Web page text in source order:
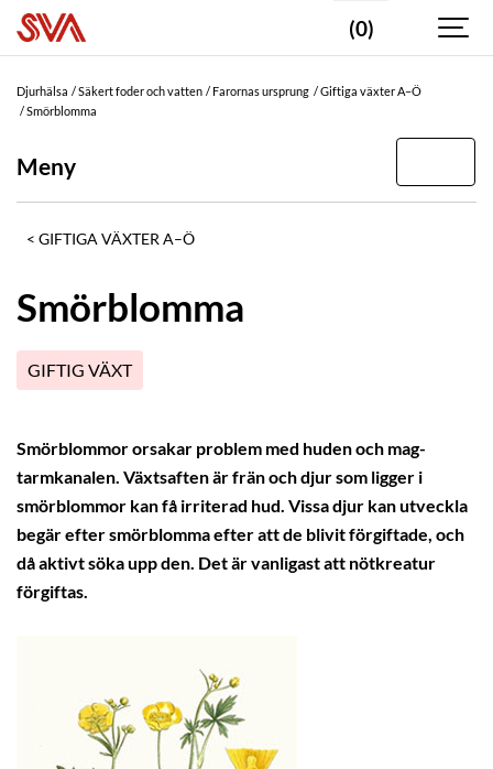
(0)
Djurhälsa Säkert foder och vatten Farornas ursprung
Giftiga växter A–Ö
Smörblomma
Meny
GIFTIGA VÄXTER A–Ö
Smörblomma
GIFTIG VÄXT
Smörblommor orsakar problem med huden och mag-
tarmkanalen. Växtsaften är frän och djur som ligger i
smörblommor kan få irriterad hud. Vissa djur kan utveckla
begär efter smörblomma efter att de blivit förgiftade, och
då aktivt söka upp den. Det är vanligast att nötkreatur
förgiftas.